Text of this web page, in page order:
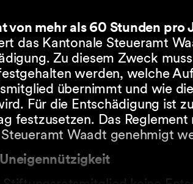
von mehr als 60 Stunden pro
das Kantonale Steueramt
Zu diesem Zweck
werden, welche
übernimmt und wie
Für die Entschädigung ist
festzusetzen. Das Reglement
Waadt genehmigt